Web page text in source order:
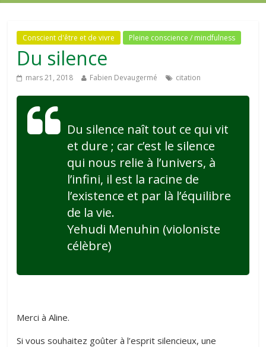
Conscient d'être et de vivre Pleine conscience / mindfulness
Du silence
mars 21, 2018 Fabien Devaugermé citation
Du silence naît tout ce qui vit
et dure ; car c’est le silence
qui nous relie à l’univers, à
l’infini, il est la racine de
l’existence et par là l’équilibre
de la vie.
Yehudi Menuhin (violoniste
célèbre)
Merci à Aline.
Si vous souhaitez goûter à l’esprit silencieux, une